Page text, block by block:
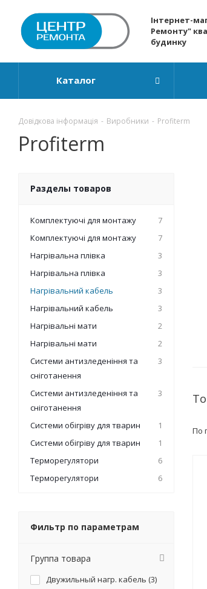
Інтернет-
Ремонту"
будинку
Каталог
Довідкова інформація - Виробники - Profiterm
Profiterm
По
Разделы товаров
Комплектуючі для монтажу
7
Комплектуючі для монтажу
7
Нагрівальна плівка
3
Нагрівальна плівка
3
Нагрівальний кабель
3
Нагрівальний кабель
3
Нагрівальні мати
2
Нагрівальні мати
2
Системи антизледеніння та
сніготанення
3
Системи антизледеніння та
сніготанення
3
Системи обігріву для тварин
1
Системи обігріву для тварин
1
Терморегулятори
6
Терморегулятори
6
Фильтр по параметрам
Группа товара
Двужильный нагр. кабель (3)